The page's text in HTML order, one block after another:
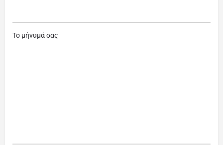
Το μήνυμά σας